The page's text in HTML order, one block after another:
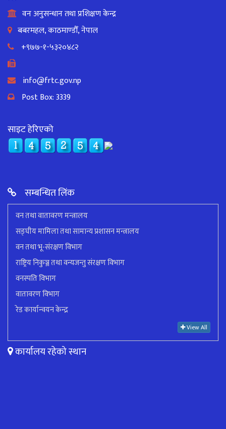
वन अनुसन्धान तथा प्रशिक्षण केन्द्र
बबरमहल, काठमाण्डौँ, नेपाल
+९७७-१-५३२०४८२
info@frtc.gov.np
Post Box: 3339
साइट हेरिएको
सम्बन्धित लिंक
वन तथा वातावरण मन्त्रालय
सङ्घीय मामिला तथा सामान्य प्रशासन मन्त्रालय
वन तथा भू-संरक्षण विभाग
राष्ट्रिय निकुञ्ज तथा वन्यजन्तु संरक्षण विभाग
वनस्पति विभाग
वातावरण विभाग
रेड कार्यान्वयन केन्द्र
View All
कार्यालय रहेको स्थान